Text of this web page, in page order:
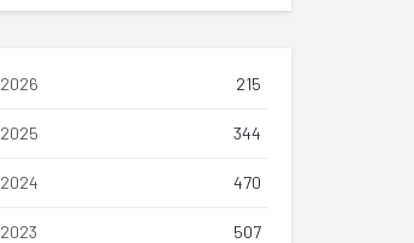
2026 215
2025 344
2024 470
2023 507